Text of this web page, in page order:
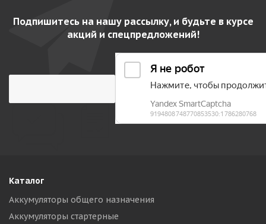
Подпишитесь на нашу рассылку, и будьте в курсе
акций и спецпредложений!
Каталог
Аккумуляторы общего назначения
Аккумуляторы стартерные